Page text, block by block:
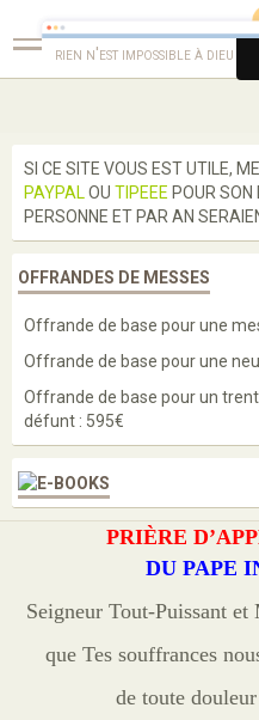
Guérison et
rien n'est impossible à dieu
Enseignements
Prières
Bénédictions
Médailles
Scapulaires
PRIÈRE
DU PAPE
Seigneur Tout-Puissant
que Tes souffrances
de toute
SI CE SITE VOUS EST UTILE,
PAYPAL OU TIPEEE POUR
PERSONNE ET PAR AN
OFFRANDES DE MESSES
Offrande de base pour une
Offrande de base pour une
Offrande de base pour un
défunt : 595€